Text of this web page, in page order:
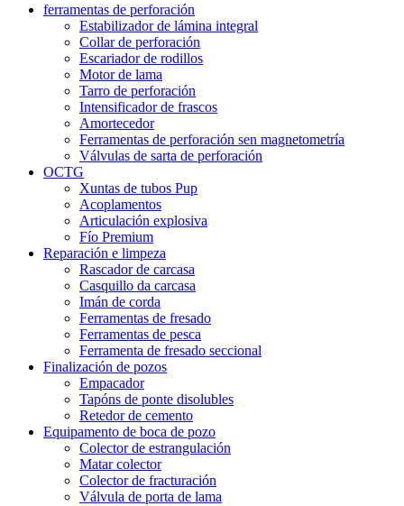
ferramentas de perforación
Estabilizador de lámina integral
Collar de perforación
Escariador de rodillos
Motor de lama
Tarro de perforación
Intensificador de frascos
Amortecedor
Ferramentas de perforación sen magnetometría
Válvulas de sarta de perforación
OCTG
Xuntas de tubos Pup
Acoplamentos
Articulación explosiva
Fío Premium
Reparación e limpeza
Rascador de carcasa
Casquillo da carcasa
Imán de corda
Ferramentas de fresado
Ferramentas de pesca
Ferramenta de fresado seccional
Finalización de pozos
Empacador
Tapóns de ponte disolubles
Retedor de cemento
Equipamento de boca de pozo
Colector de estrangulación
Matar colector
Colector de fracturación
Válvula de porta de lama